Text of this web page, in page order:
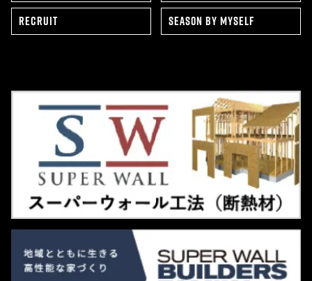
RECRUIT
SEAS0N BY MYSELF